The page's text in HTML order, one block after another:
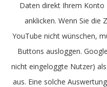
Daten direkt Ihrem Konto
anklicken. Wenn Sie die
YouTube nicht wünschen,
Buttons ausloggen.
nicht eingeloggte Nutzer)
aus. Eine solche